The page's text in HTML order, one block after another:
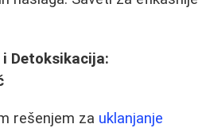
Detoksikacija:
rešenjem za uklanjanje